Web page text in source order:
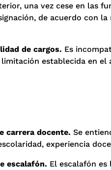
una vez cese en las
de acuerdo con
de cargos. Es
establecida en el
carrera docente. Se
experiencia
escalafón. El escalafón